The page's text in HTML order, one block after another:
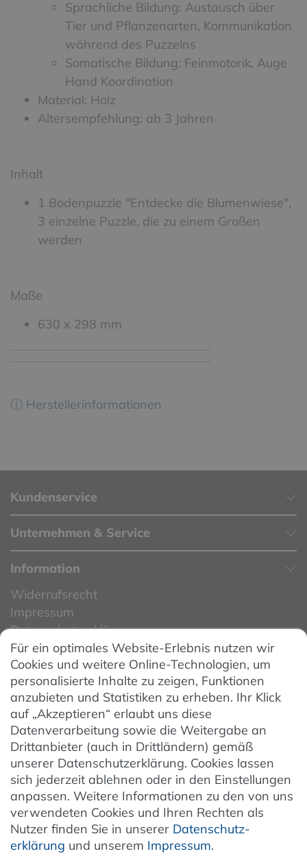
Sprachliche Bildung: Austausch über
Tier und Pflanzenarten, Kommunikation
während des Puzzelns
Somatische Bildung: Feinmotorik, Auge
Hand Koordination
Material: Holz
Altersempfehlung: ab 3 Jahren
Inhalt
1 Bodenpuzzle "Entdecke die Blumenwiese",
3 einzelne Puzzle, die zu einem Großen
werden
Maße
630 x 298 mm
ⓘ Herstellerinformationen
Kundenservice
Unternehmen & Service
Information
Widerrufsrecht
Impressum
Datenschutzerklärung
Datenschutzeinstellungen
AGB
Barrierefreiheit
Hinweise zur Batterieentsorgung
Entsorgung von Elektro-Altgeräten
Vertrag widerrufen
Newsletter
Jetzt anmelden
Für ein optimales Website-Erlebnis nutzen wir
Cookies und weitere Online-Technologien, um
personalisierte Inhalte zu zeigen, Funktionen
anzubieten und Statistiken zu erheben. Ihr Klick
auf „Akzeptieren“ erlaubt uns diese
Datenverarbeitung sowie die Weitergabe an
Drittanbieter (auch in Drittländern) gemäß
unserer Datenschutzerklärung. Cookies lassen
sich jederzeit ablehnen oder in den Einstellungen
anpassen. Weitere Informationen zu den von uns
verwendeten Cookies und Ihren Rechten als
Nutzer finden Sie in unserer Daten­schutz­
erklärung und unserem Impressum.